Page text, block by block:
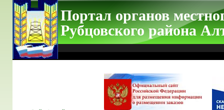
Портал органов
Рубцовского района